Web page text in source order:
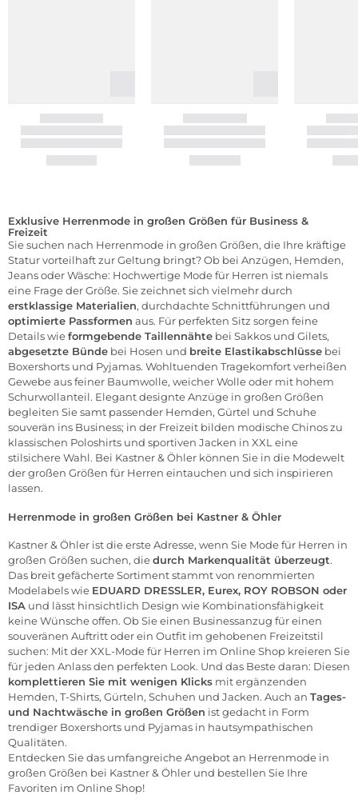
Exklusive Herrenmode in großen Größen für Business &
Freizeit
Sie suchen nach Herrenmode in großen Größen, die Ihre kräftige
Statur vorteilhaft zur Geltung bringt? Ob bei Anzügen, Hemden,
JeansoderWäsche: Hochwertige Mode für Herren ist niemals
eine Frage der Größe. Sie zeichnet sich vielmehr durch
erstklassige Materialien, durchdachte Schnittführungen und
optimierte Passformen aus. Für perfekten Sitz sorgen feine
Details wieformgebende Taillennähte bei Sakkos und Gilets,
abgesetzte Bünde bei Hosen und breite Elastikabschlüsse bei
Boxershorts und Pyjamas. Wohltuenden Tragekomfort verheißen
Gewebe aus feiner Baumwolle, weicher Wolle oder mit hohem
Schurwollanteil. Elegant designte Anzüge in großen Größen
begleiten Sie samt passender Hemden, Gürtel und Schuhe
souverän ins Business; in der Freizeit bilden modische Chinos zu
klassischen Poloshirts und sportiven Jacken in XXL eine
stilsichere Wahl. Bei Kastner & Öhler können Sie in die Modewelt
der großen Größen für Herren eintauchen und sich inspirieren
lassen.
Herrenmode in großen Größen bei Kastner & Öhler
Kastner & Öhler ist die erste Adresse, wenn Sie Mode für Herren in
großen Größen suchen, diedurch Markenqualität überzeugt.
Das breit gefächerte Sortiment stammt von renommierten
Modelabels wie EDUARD DRESSLER, Eurex, ROY ROBSON oder
ISA und lässt hinsichtlich Design wie Kombinationsfähigkeit
keine Wünsche offen. Ob Sie einen Businessanzug für einen
souveränen Auftritt oder ein Outfit im gehobenen Freizeitstil
suchen: Mit der XXL-Mode für Herren im Online Shop kreieren Sie
für jeden Anlass den perfekten Look. Und das Beste daran: Diesen
komplettieren Sie mit wenigen Klicks mit ergänzenden
Hemden, T-Shirts, Gürteln, Schuhen und Jacken. Auch an Tages-
und Nachtwäsche in großen Größen ist gedacht in Form
trendiger Boxershorts und Pyjamas in hautsympathischen
Qualitäten.
Entdecken Sie das umfangreiche Angebot an Herrenmode in
großen Größen bei Kastner & Öhler und bestellen Sie Ihre
Favoriten im Online Shop!